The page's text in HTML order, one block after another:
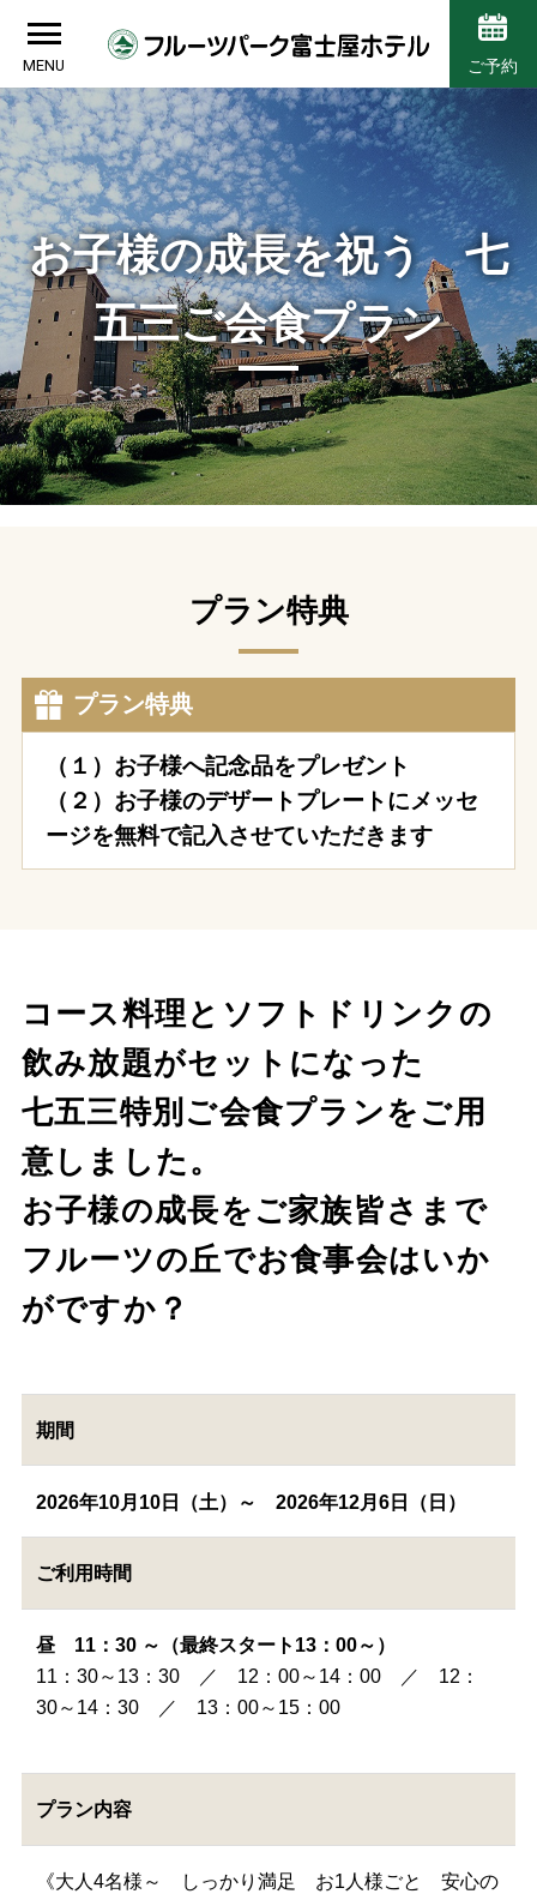
MENU ご予約
お子様の成長を祝う 七
五三ご会食プラン
プラン特典
プラン特典
（１）お子様へ記念品をプレゼント
（２）お子様のデザートプレートにメッセ
ージを無料で記入させていただきます
コース料理とソフトドリンクの
飲み放題がセットになった
七五三特別ご会食プランをご用
意しました。
お子様の成長をご家族皆さまで
フルーツの丘でお食事会はいか
がですか？
期間
2026年10月10日（土）～ 2026年12月6日（日）
ご利用時間
昼 11：30 ～（最終スタート13：00～）
11：30～13：30 ／ 12：00～14：00 ／ 12：
30～14：30 ／ 13：00～15：00
プラン内容
《大人4名様～ しっかり満足 お1人様ごと 安心の